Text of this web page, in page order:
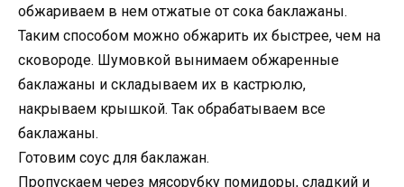
обжариваем в нем отжатые от сока баклажаны.
Таким способом можно обжарить их быстрее, чем на
сковороде. Шумовкой вынимаем обжаренные
баклажаны и складываем их в кастрюлю,
накрываем крышкой. Так обрабатываем все
баклажаны.
Готовим соус для баклажан.
Пропускаем через мясорубку помидоры, сладкий и